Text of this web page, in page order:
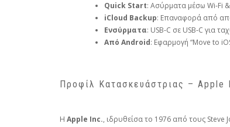
Quick Start: Ασύρματα μέσω Wi‑Fi
iCloud Backup: Επαναφορά από
Ενσύρματα: USB‑C σε USB‑C για
Από Android: Εφαρμογή “Move to
Προφίλ Κατασκευάστριας – Apple
Η Apple Inc., ιδρυθείσα το 1976 από τους Steve